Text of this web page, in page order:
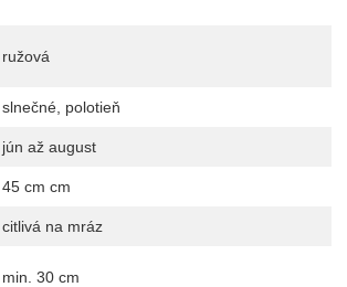
ružová
slnečné, polotieň
jún až august
45 cm cm
citlivá na mráz
min. 30 cm